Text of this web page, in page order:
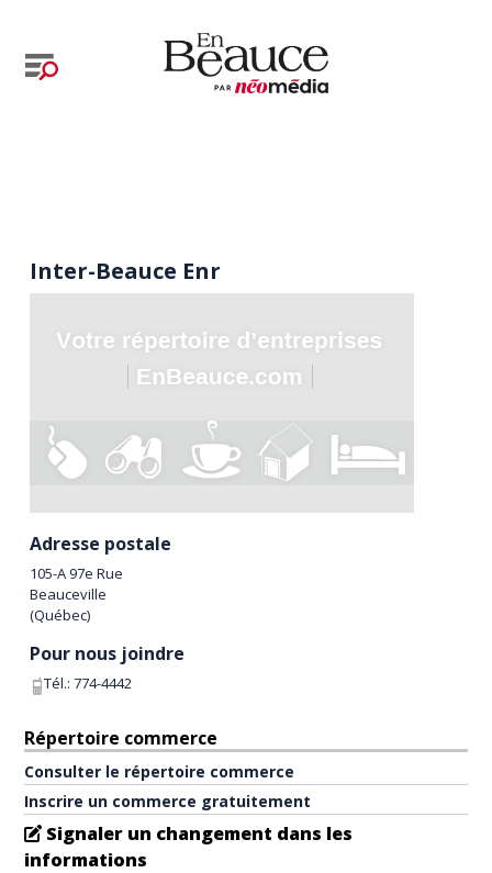
Inter-Beauce Enr
Adresse postale
105-A 97e Rue
Beauceville
(Québec)
Pour nous joindre
Tél.:774-4442
Répertoire commerce
Consulter le répertoire commerce
Inscrire un commerce gratuitement
Signaler un changement dans les
informations